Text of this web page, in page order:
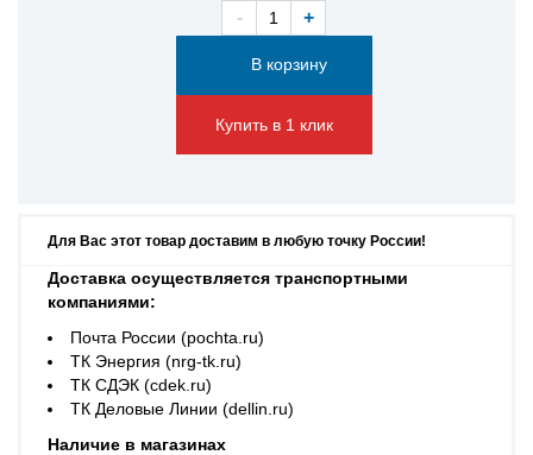
- +
Купить в 1 клик
Для Вас этот товар доставим в любую точку России!
Доставка осуществляется транспортными
компаниями:
Почта России (pochta.ru)
ТК Энергия (nrg-tk.ru)
ТК СДЭК (cdek.ru)
ТК Деловые Линии (dellin.ru)
Наличие в магазинах